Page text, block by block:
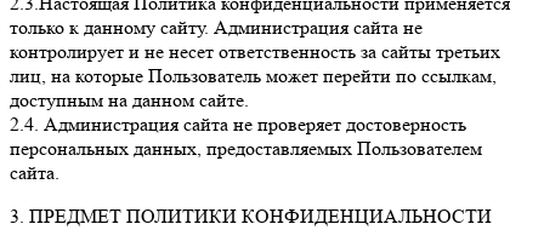
только к данному сайту. Администрация сайта не
контролирует и не несет ответственность за сайты третьих
лиц, на которые Пользователь может перейти по ссылкам,
доступным на данном сайте.
2.4. Администрация сайта не проверяет достоверность
персональных данных, предоставляемых Пользователем
сайта.
3. ПРЕДМЕТ ПОЛИТИКИ КОНФИДЕНЦИАЛЬНОСТИ